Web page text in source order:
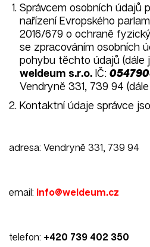
Správcem osobních údajů
nařízení Evropského
2016/679 o ochraně
se zpracováním osobních
pohybu těchto údajů (dále
weldeum s.r.o. IČ:
Vendryně 331, 739 94 (dále
Kontaktní údaje správce
adresa: Vendryně 331, 739 94
email: info@weldeum.cz
telefon: +420 739 402 350